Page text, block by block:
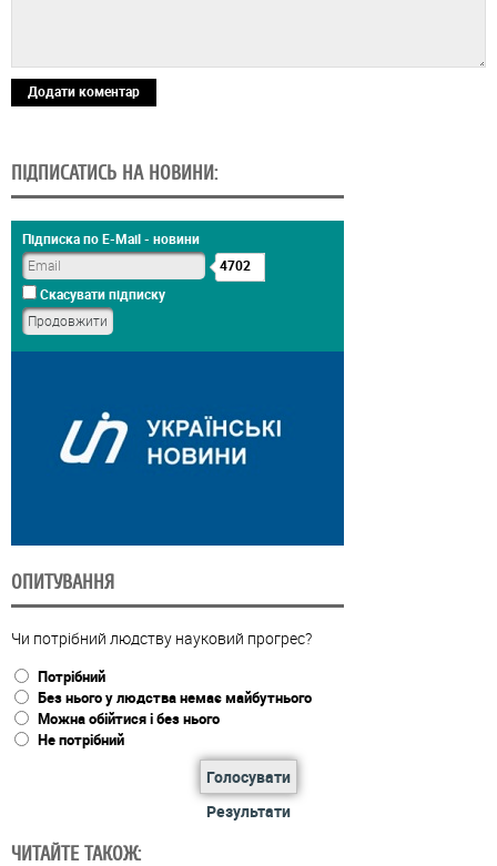
Додати коментар
ПІДПИСАТИСЬ НА НОВИНИ:
Підписка по E-Mail - новини
4702
Скасувати підписку
ОПИТУВАННЯ
Чи потрібний людству науковий прогрес?
Потрібний
Без нього у людства немає майбутнього
Можна обійтися і без нього
Не потрібний
Голосувати
Результати
ЧИТАЙТЕ ТАКОЖ: